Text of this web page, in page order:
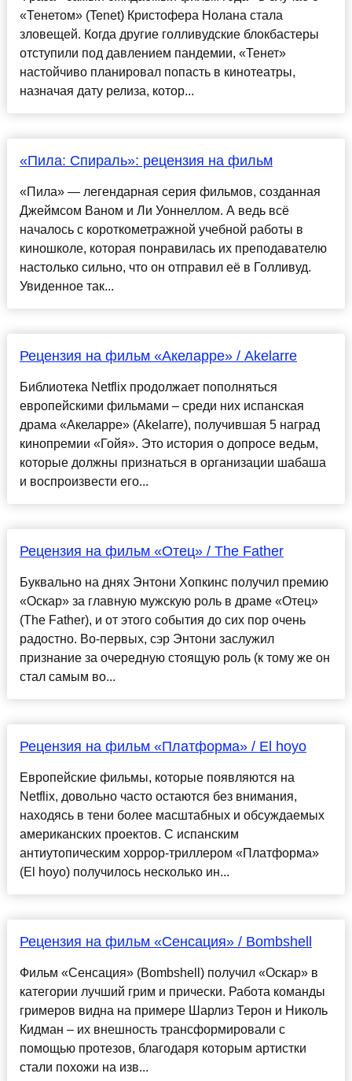
«Тенетом» (Tenet) Кристофера Нолана стала
зловещей. Когда другие голливудские блокбастеры
отступили под давлением пандемии, «Тенет»
настойчиво планировал попасть в кинотеатры,
назначая дату релиза, котор...
«Пила: Спираль»: рецензия на фильм
«Пила» — легендарная серия фильмов, созданная
Джеймсом Ваном и Ли Уоннеллом. А ведь всё
началось с короткометражной учебной работы в
киношколе, которая понравилась их преподавателю
настолько сильно, что он отправил её в Голливуд.
Увиденное так...
Рецензия на фильм «Акеларре» / Akelarre
Библиотека Netflix продолжает пополняться
европейскими фильмами – среди них испанская
драма «Акеларре» (Akelarre), получившая 5 наград
кинопремии «Гойя». Это история о допросе ведьм,
которые должны признаться в организации шабаша
и воспроизвести его...
Рецензия на фильм «Отец» / The Father
Буквально на днях Энтони Хопкинс получил премию
«Оскар» за главную мужскую роль в драме «Отец»
(The Father), и от этого события до сих пор очень
радостно. Во-первых, сэр Энтони заслужил
признание за очередную стоящую роль (к тому же он
стал самым во...
Рецензия на фильм «Платформа» / El hoyo
Европейские фильмы, которые появляются на
Netflix, довольно часто остаются без внимания,
находясь в тени более масштабных и обсуждаемых
американских проектов. С испанским
антиутопическим хоррор-триллером «Платформа»
(El hoyo) получилось несколько ин...
Рецензия на фильм «Сенсация» / Bombshell
Фильм «Сенсация» (Bombshell) получил «Оскар» в
категории лучший грим и прически. Работа команды
гримеров видна на примере Шарлиз Терон и Николь
Кидман – их внешность трансформировали с
помощью протезов, благодаря которым артистки
стали похожи на изв...